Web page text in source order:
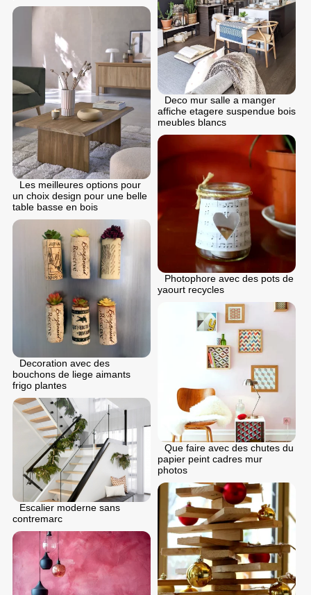
Deco mur salle a manger
affiche etagere suspendue bois
meubles blancs
Les meilleures options pour
un choix design pour une belle
table basse en bois
Photophore avec des pots de
yaourt recycles
Decoration avec des
bouchons de liege aimants
frigo plantes
Que faire avec des chutes du
papier peint cadres mur
photos
Escalier moderne sans
contremarc